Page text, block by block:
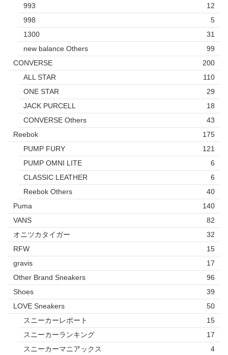
993
12
998
5
1300
31
new balance Others
99
CONVERSE
200
ALL STAR
110
ONE STAR
29
JACK PURCELL
18
CONVERSE Others
43
Reebok
175
PUMP FURY
121
PUMP OMNI LITE
6
CLASSIC LEATHER
6
Reebok Others
40
Puma
140
VANS
82
オニツカタイガー
32
RFW
15
gravis
17
Other Brand Sneakers
96
Shoes
39
LOVE Sneakers
50
スニーカーレポート
15
スニーカーランキング
17
スニーカーマニアックス
4